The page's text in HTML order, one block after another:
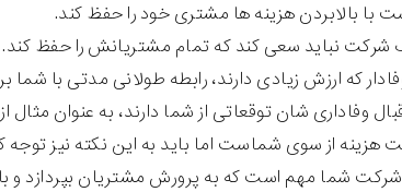
با بالابردن هزینه ها مشتری خود را حفظ کند.
نباید سعی کند که تمام مشتریانش را حفظ کند.
که ارزش زیادی دارند، رابطه طولانی مدتی با شما
وفاداری شان توقعاتی از شما دارند، به عنوان مثال
از سوی شماست اما باید به این نکته نیز توجه
شما مهم است که به پرورش مشتریان بپردازد و